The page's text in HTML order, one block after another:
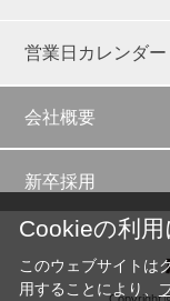
営業日カレンダー
会社概要
新卒採用
Cookieの利
このウェブサイトは
用することにより、